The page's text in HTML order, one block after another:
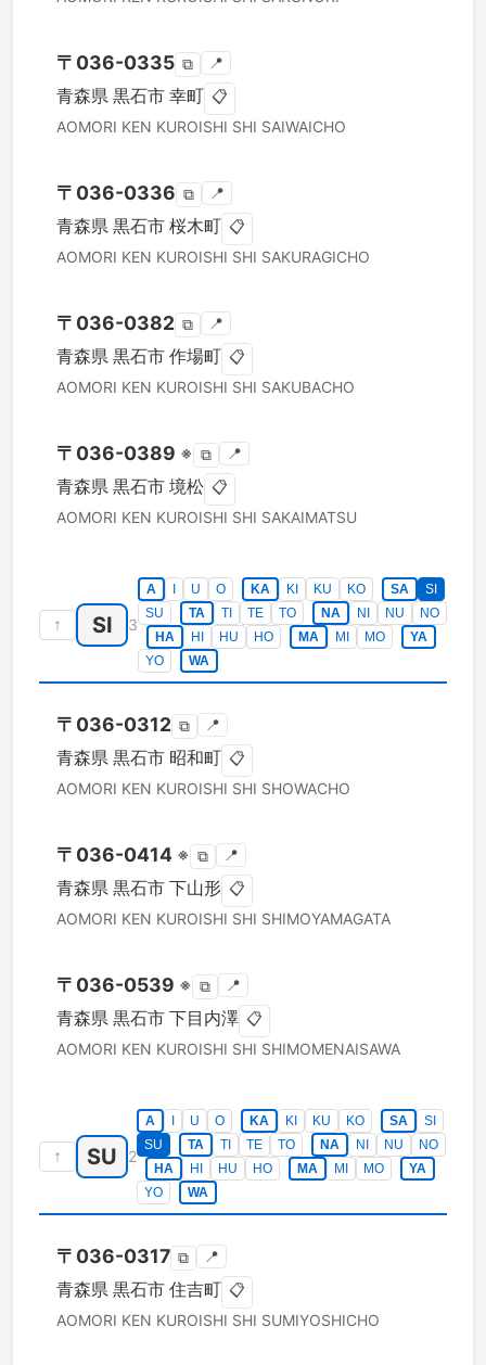
〒 036-0335 ⧉ 📍
青森県 黒石市 幸町 📋
AOMORI KEN KUROISHI SHI SAIWAICHO
〒 036-0336 ⧉ 📍
青森県 黒石市 桜木町 📋
AOMORI KEN KUROISHI SHI SAKURAGICHO
〒 036-0382 ⧉ 📍
青森県 黒石市 作場町 📋
AOMORI KEN KUROISHI SHI SAKUBACHO
〒 036-0389 ※ ⧉ 📍
青森県 黒石市 境松 📋
AOMORI KEN KUROISHI SHI SAKAIMATSU
↑ SI 3
A U O KA KI KU KO SA
SI
SU
TA TI TE TO NA NI NU
NO
HA
HI HU HO MA MI MO
YA
YO
WA
〒 036-0312 ⧉ 📍
青森県 黒石市 昭和町 📋
AOMORI KEN KUROISHI SHI SHOWACHO
〒 036-0414 ※ ⧉ 📍
青森県 黒石市 下山形 📋
AOMORI KEN KUROISHI SHI SHIMOYAMAGATA
〒 036-0539 ※ ⧉ 📍
青森県 黒石市 下目内澤 📋
AOMORI KEN KUROISHI SHI SHIMOMENAISAWA
↑ SU 2
A U O KA KI KU KO SA
SI
SU
TA TI TE TO NA NI NU
NO
HA
HI HU HO MA MI MO
YA
YO
WA
〒 036-0317 ⧉ 📍
青森県 黒石市 住吉町 📋
AOMORI KEN KUROISHI SHI SUMIYOSHICHO